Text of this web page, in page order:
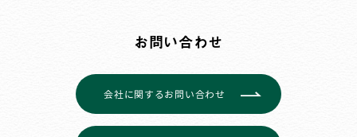
お問い合わせ
会社に関するお問い合わせ